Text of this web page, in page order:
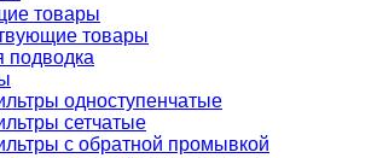
товары
товары
подводка
одноступенчатые
сетчатые
с обратной промывкой